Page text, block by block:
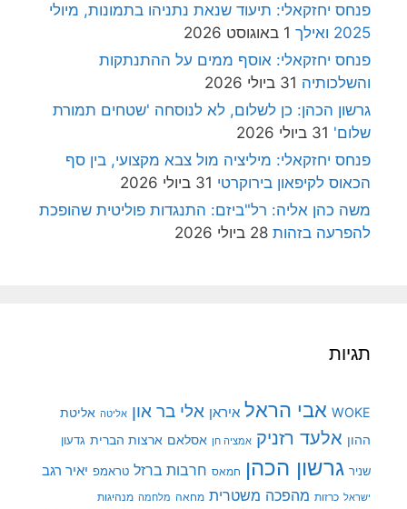
פנחס יחזקאלי: תיעוד שנאת נתניהו בתמונות, מיולי
2025 ואילך
1 באוגוסט 2026
פנחס יחזקאלי: אוסף ממים על ההתנתקות
והשלכותיה 31 ביולי 2026
גרשון הכהן: כן לשלום, לא לנוסחה 'שטחים תמורת
שלום' 31 ביולי 2026
פנחס יחזקאלי: מיליציה מול צבא מקצועי, בין סף
הכאוס לקיפאון בירוקרטי 31 ביולי 2026
משה כהן אליה: רל"ביזם: התנגדות פוליטית שהופכת
להפרעה בזהות 28 ביולי 2026
תגיות
WOKE אבי הראל איראן אלי בר און אליטה אליטת
ההון אלעד רזניק אמציה חן אסלאם ארצות הברית גדעון
שניר גרשון הכהן חמאס חרבות ברזל טראמפ יאיר רגב
ישראל כרזות מהפכה משטרית מחאה מלחמה מנהיגות